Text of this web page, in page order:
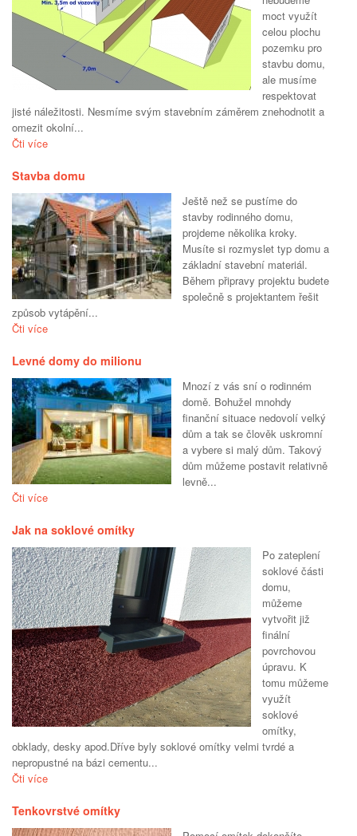
moct využít
celou plochu
pozemku pro
stavbu domu,
ale musíme
respektovat
jisté náležitosti. Nesmíme svým stavebním záměrem znehodnotit a
omezit okolní...
Čti více
Stavba domu
Ještě než se pustíme do
stavby rodinného domu,
projdeme několika kroky.
Musíte si rozmyslet typ domu a
základní stavební materiál.
Během připravy projektu budete
společně s projektantem řešit
způsob vytápění...
Čti více
Levné domy do milionu
Mnozí z vás sní o rodinném
domě. Bohužel mnohdy
finanční situace nedovolí velký
dům a tak se člověk uskromní
a vybere si malý dům. Takový
dům můžeme postavit relativně
levně...
Čti více
Jak na soklové omítky
Po zateplení
soklové části
domu,
můžeme
vytvořit již
finální
povrchovou
úpravu. K
tomu můžeme
využít
soklové
omítky,
obklady, desky apod.Dříve byly soklové omítky velmi tvrdé a
nepropustné na bázi cementu...
Čti více
Tenkovrstvé omítky